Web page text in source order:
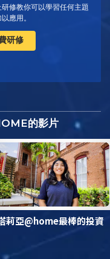
研修教你可以學習任何主題
應用。
研修
的影片
莉亞@home最棒的投資